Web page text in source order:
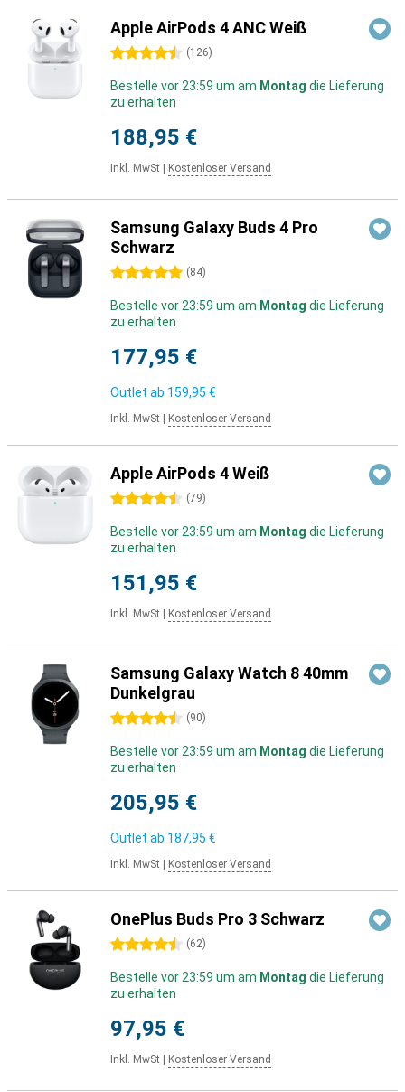
Apple AirPods 4 ANC Weiß
4.5 Sterne (126)
Bestelle vor 23:59 um am Montag die Lieferung
zu erhalten
188,95 €
Inkl. MwSt Kostenloser Versand
Samsung Galaxy Buds 4 Pro
Schwarz
5 Sterne (84)
Bestelle vor 23:59 um am Montag die Lieferung
zu erhalten
177,95 €
Outlet ab 159,95 €
Inkl. MwSt Kostenloser Versand
Apple AirPods 4 Weiß
4.5 Sterne (79)
Bestelle vor 23:59 um am Montag die Lieferung
zu erhalten
151,95 €
Inkl. MwSt Kostenloser Versand
Samsung Galaxy Watch 8 40mm
Dunkelgrau
4.5 Sterne (90)
Bestelle vor 23:59 um am Montag die Lieferung
zu erhalten
205,95 €
Outlet ab 187,95 €
Inkl. MwSt Kostenloser Versand
OnePlus Buds Pro 3 Schwarz
4.5 Sterne (62)
Bestelle vor 23:59 um am Montag die Lieferung
zu erhalten
97,95 €
Inkl. MwSt Kostenloser Versand